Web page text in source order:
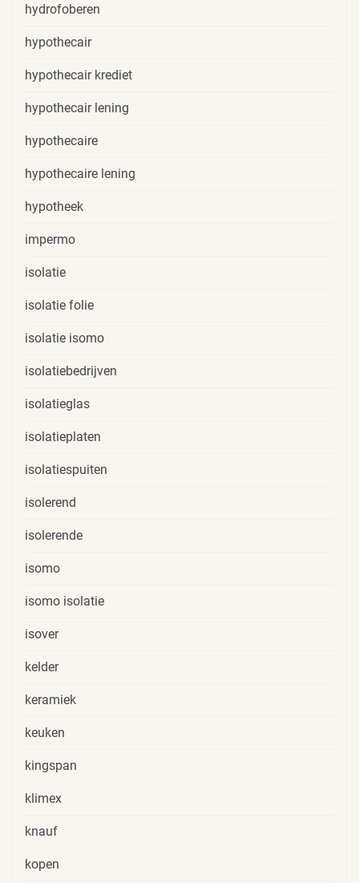
hydrofoberen
hypothecair
hypothecair krediet
hypothecair lening
hypothecaire
hypothecaire lening
hypotheek
impermo
isolatie
isolatie folie
isolatie isomo
isolatiebedrijven
isolatieglas
isolatieplaten
isolatiespuiten
isolerend
isolerende
isomo
isomo isolatie
isover
kelder
keramiek
keuken
kingspan
klimex
knauf
kopen